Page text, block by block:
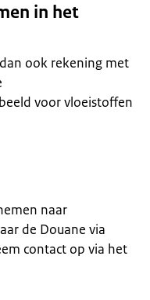
in het
ook rekening met
voor vloeistoffen
naar
de Douane via
contact op via het